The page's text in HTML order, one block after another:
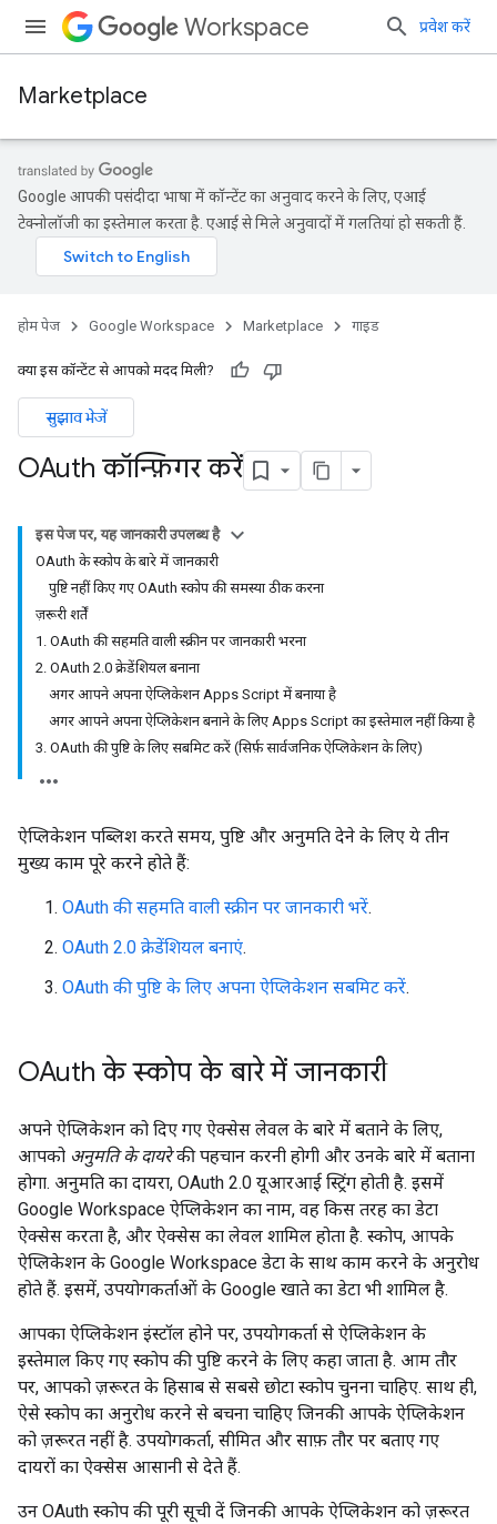
Workspace प्रवेश करें
Marketplace
Google आपकी पसंदीदा भाषा में कॉन्टेंट का अनुवाद करने के लिए, एआई
टेक्नोलॉजी का इस्तेमाल करता है. एआई से मिले अनुवादों में गलतियां हो सकती हैं.
होम पेज Google Workspace Marketplace गाइड
क्या इस कॉन्टेंट से आपको मदद मिली?
सुझाव भेजें
OAuth कॉन्फ़िगर करें
इस पेज पर, यह जानकारी उपलब्ध है
OAuth के स्कोप के बारे में जानकारी
पुष्टि नहीं किए गए OAuth स्कोप की समस्या ठीक करना
ज़रूरी शर्तें
1. OAuth की सहमति वाली स्क्रीन पर जानकारी भरना
2. OAuth 2.0 क्रेडेंशियल बनाना
अगर आपने अपना ऐप्लिकेशन Apps Script में बनाया है
अगर आपने अपना ऐप्लिकेशन बनाने के लिए Apps Script का इस्तेमाल नहीं किया है
3. OAuth की पुष्टि के लिए सबमिट करें (सिर्फ़ सार्वजनिक ऐप्लिकेशन के लिए)
ऐप्लिकेशन पब्लिश करते समय, पुष्टि और अनुमति देने के लिए ये तीन
मुख्य काम पूरे करने होते हैं:
OAuth की सहमति वाली स्क्रीन पर जानकारी भरें.
OAuth 2.0 क्रेडेंशियल बनाएं.
OAuth की पुष्टि के लिए अपना ऐप्लिकेशन सबमिट करें.
OAuth के स्कोप के बारे में जानकारी
अपने ऐप्लिकेशन को दिए गए ऐक्सेस लेवल के बारे में बताने के लिए,
आपको अनुमति के दायरेकी पहचान करनी होगी और उनके बारे में बताना
होगा. अनुमति का दायरा, OAuth 2.0 यूआरआई स्ट्रिंग होती है. इसमें
Google Workspace ऐप्लिकेशन का नाम, वह किस तरह का डेटा
ऐक्सेस करता है, और ऐक्सेस का लेवल शामिल होता है. स्कोप, आपके
ऐप्लिकेशन के Google Workspace डेटा के साथ काम करने के अनुरोध
होते हैं. इसमें, उपयोगकर्ताओं के Google खाते का डेटा भी शामिल है.
आपका ऐप्लिकेशन इंस्टॉल होने पर, उपयोगकर्ता से ऐप्लिकेशन के
इस्तेमाल किए गए स्कोप की पुष्टि करने के लिए कहा जाता है. आम तौर
पर, आपको ज़रूरत के हिसाब से सबसे छोटा स्कोप चुनना चाहिए. साथ ही,
ऐसे स्कोप का अनुरोध करने से बचना चाहिए जिनकी आपके ऐप्लिकेशन
को ज़रूरत नहीं है. उपयोगकर्ता, सीमित और साफ़ तौर पर बताए गए
दायरों का ऐक्सेस आसानी से देते हैं.
उन OAuth स्कोप की पूरी सूची दें जिनकी आपके ऐप्लिकेशन को ज़रूरत